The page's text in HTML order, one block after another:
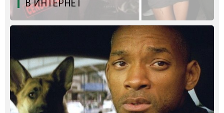
В ИНТЕРНЕТ